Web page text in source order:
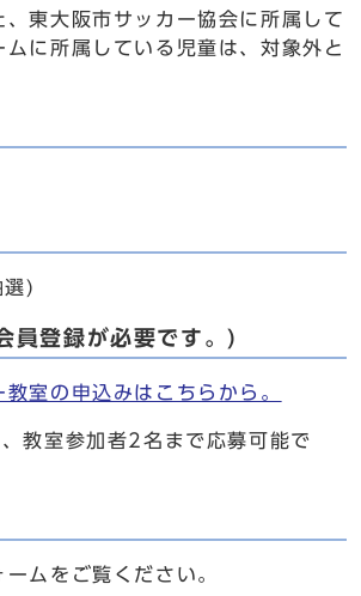
、東大阪市サッカー協会に所属して
ムに所属している児童は、対象外と
)
員登録が必要です。)
室の申込みはこちらから。
教室参加者2名まで応募可能で
ムをご覧ください。